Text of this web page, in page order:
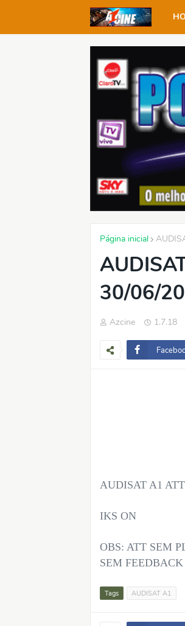
Página inicial
30/06/
Azcine 1.7.18
AUDISAT A1
IKS ON
OBS: ATT SEM
SEM
Tags AUDISAT A1